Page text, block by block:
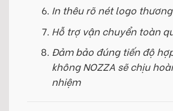
In thêu rõ nét logo
Hỗ trợ vận chuyển toàn
Đảm bảo đúng tiến độ
không NOZZA sẽ chịu
nhiệm